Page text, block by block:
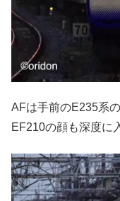
AFは手前のE235系
EF210の顔も深度に